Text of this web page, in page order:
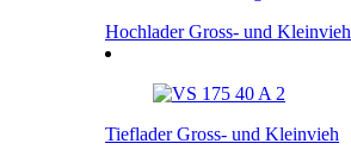
Hochlader Gross- und Kleinvieh
Tieflader Gross- und Kleinvieh